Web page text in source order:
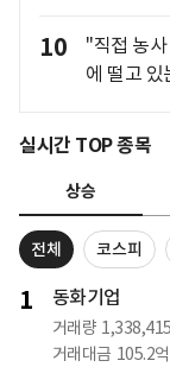
10
"직접 농
에 떨고 있
실시간 TOP 종목
상승
전체 코스피
1 동화기업
거래량 1,338,415
거래대금 105.2억